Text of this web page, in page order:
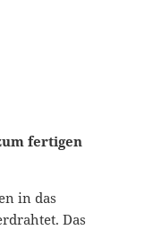
fertigen
in das
Das